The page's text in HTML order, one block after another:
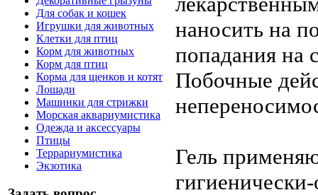
Для собак и кошек
Игрушки для животных
Клетки для птиц
Корм для животных
Корм для птиц
Корма для щенков и котят
Лошади
Машинки для стрижки
Морская аквариумистика
Одежда и аксессуары
Птицы
Террариумистика
Экзотика
наносить на
попадания на
Побочные
Гель